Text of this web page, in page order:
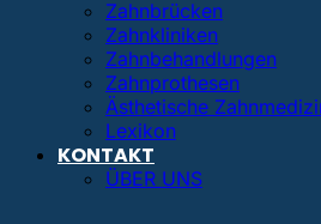
Zahnbrücken
Zahnkliniken
Zahnbehandlungen
Zahnprothesen
Ästhetische
Lexikon
KONTAKT
ÜBER UNS